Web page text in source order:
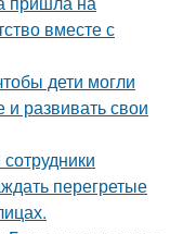
вместе с
дети могли
и развивать свои
перегретые